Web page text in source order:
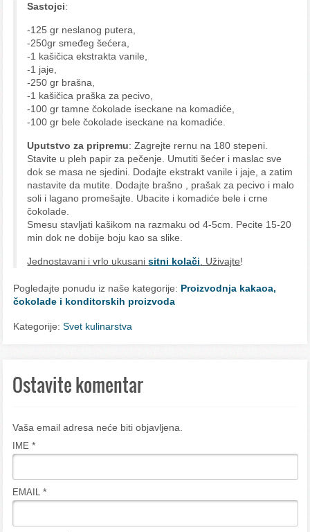
Sastojci:
-125 gr neslanog putera,
-250gr smeđeg šećera,
-1 kašičica ekstrakta vanile,
-1 jaje,
-250 gr brašna,
-1 kašičica praška za pecivo,
-100 gr tamne čokolade iseckane na komadiće,
-100 gr bele čokolade iseckane na komadiće.
Uputstvo za pripremu: Zagrejte rernu na 180 stepeni.
Stavite u pleh papir za pečenje. Umutiti šećer i maslac sve
dok se masa ne sjedini. Dodajte ekstrakt vanile i jaje, a zatim
nastavite da mutite. Dodajte brašno , prašak za pecivo i malo
soli i lagano promešajte. Ubacite i komadiće bele i crne
čokolade.
Smesu stavljati kašikom na razmaku od 4-5cm. Pecite 15-20
min dok ne dobije boju kao sa slike.
Jednostavani i vrlo ukusanisitni kolači. Uživajte!
Pogledajte ponudu iz naše kategorije: Proizvodnja kakaoa,
čokolade i konditorskih proizvoda
Kategorije:Svet kulinarstva
Ostavite komentar
Vaša email adresa neće biti objavljena.
IME *
EMAIL *